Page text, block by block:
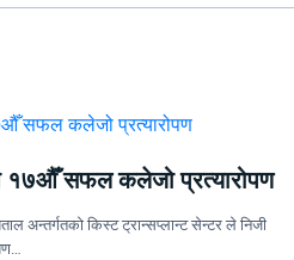
१७औँ सफल कलेजो प्रत्यारोपण
अन्तर्गतको किस्ट ट्रान्सप्लान्ट सेन्टर ले निजी